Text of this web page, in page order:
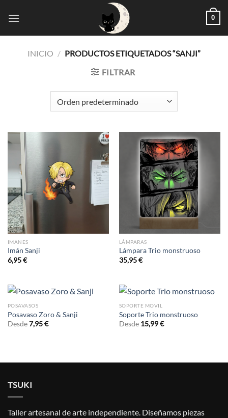
0
INICIO / PRODUCTOS ETIQUETADOS “SANJI”
FILTRAR
IMANES
Imán Sanji
6,95€
LÁMPARAS
Lámpara Trio monstruoso
35,95€
POSAVASOS
Posavaso Zoro & Sanji
Desde7,95€
SOPORTE MOVIL
Soporte Trio monstruoso
Desde 15,99€
TSUKI
Taller artesanal de arte independiente. Diseñamos piezas